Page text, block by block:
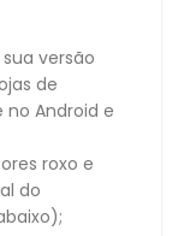
versão
de
no Android e
roxo e
do